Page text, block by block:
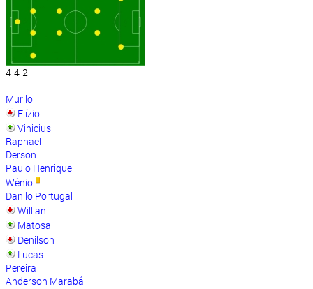
4-4-2
Murilo
Elízio
Vinicius
Raphael
Derson
Paulo Henrique
Wênio
Danilo Portugal
Willian
Matosa
Denilson
Lucas
Pereira
Anderson Marabá